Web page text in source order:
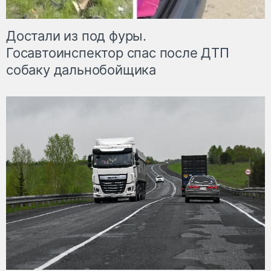
Достали из под фуры.
Госавтоинспектор спас после ДТП
собаку дальнобойщика